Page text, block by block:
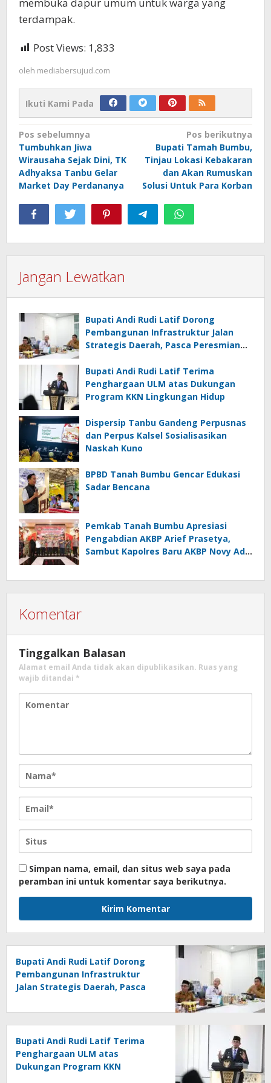
terdampak.
Post Views: 1,833
oleh mediabersujud.com
Ikuti Kami Pada
Navigasi
pos
Pos sebelumnya
Tumbuhkan Jiwa
Wirausaha Sejak Dini, TK
Adhyaksa Tanbu Gelar
Market Day Perdananya
Pos berikutnya
Bupati Tamah Bumbu,
Tinjau Lokasi Kebakaran
dan Akan Rumuskan
Solusi Untuk Para Korban
Jangan Lewatkan
Bupati Andi Rudi Latif Dorong
Pembangunan Infrastruktur Jalan
Strategis Daerah, Pasca Peresmian
Bupati Andi Rudi Latif Terima
Penghargaan ULM atas Dukungan
Program KKN Lingkungan Hidup
Dispersip Tanbu Gandeng Perpusnas
dan Perpus Kalsel Sosialisasikan
Naskah Kuno
BPBD Tanah Bumbu Gencar Edukasi
Sadar Bencana
Pemkab Tanah Bumbu Apresiasi
Pengabdian AKBP Arief Prasetya,
Sambut Kapolres Baru AKBP Novy Adi
Komentar
Tinggalkan Balasan
Alamat email Anda tidak akan dipublikasikan. Ruas yang
wajib ditandai *
Simpan nama, email, dan situs web saya pada
peramban ini untuk komentar saya berikutnya.
Bupati Andi Rudi Latif Dorong
Pembangunan Infrastruktur
Jalan Strategis Daerah, Pasca
Bupati Andi Rudi Latif Terima
Penghargaan ULM atas
Dukungan Program KKN